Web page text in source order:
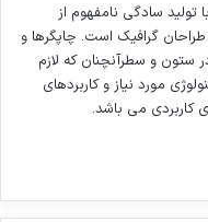
گذشته، حال و
و متخصصان را می
بیشتری را برای
طراحان خلاقی و
سادگی نامفهوم از
گرافیک است. چاپگرها و
ستون و سطرآنچنان که لازم
مورد نیاز و کاربردهای
کاربردی می باشد.